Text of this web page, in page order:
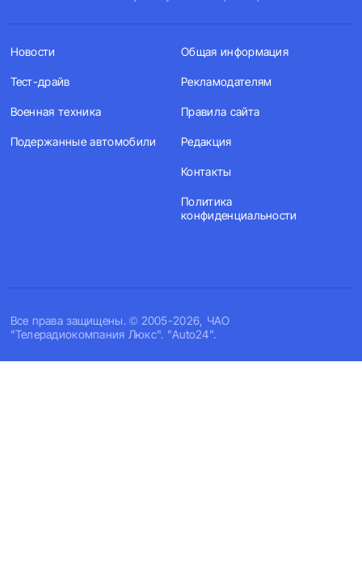
Все права защищены. © 2005-2026, ЧАО
"Телерадиокомпания Люкс". "Auto24".
Новости
Тест-драйв
Военная техника
Подержанные автомобили
Общая информация
Рекламодателям
Правила сайта
Редакция
Контакты
Политика
конфиденциальности